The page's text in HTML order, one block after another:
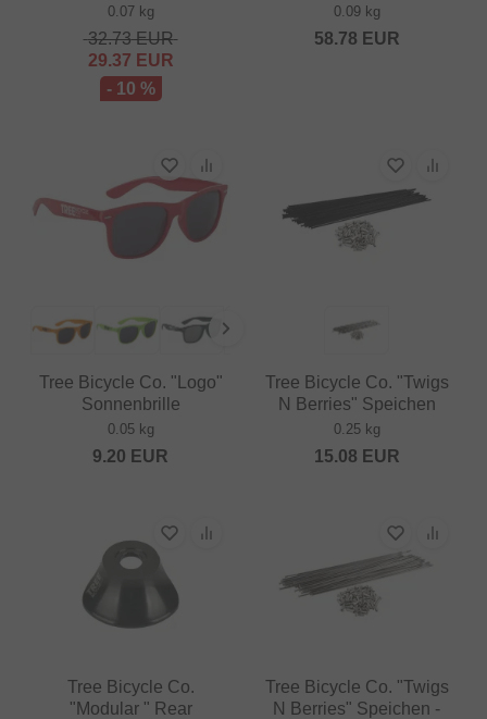
0.07 kg
32.73EUR
29.37 EUR
- 10 %
0.09 kg
58.78 EUR
Tree Bicycle Co. "Logo"
Sonnenbrille
0.05 kg
9.20 EUR
Tree Bicycle Co. "Twigs
N Berries" Speichen
0.25 kg
15.08 EUR
Tree Bicycle Co.
"Modular " Rear
Tree Bicycle Co. "Twigs
N Berries" Speichen -